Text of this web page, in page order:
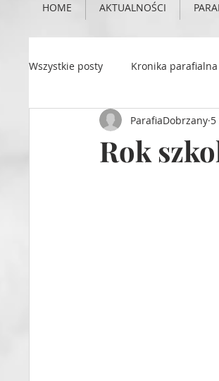
HOME AKTUALNOŚCI
Wszystkie posty Kronika parafialna
Rok
ParafiaDobrzany